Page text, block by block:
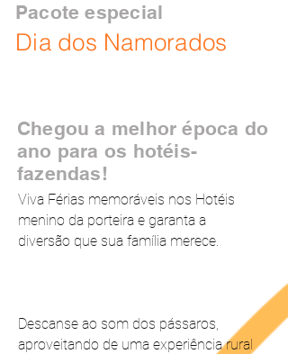
Pacote especial
Dia dos Namorados
Chegou a melhor época do
ano para os hotéis-
fazendas!
Viva Férias memoráveis nos Hotéis
menino da porteira e garanta a
diversão que sua família merece.
Descanse ao som dos pássaros,
aproveitando de uma experiência rural